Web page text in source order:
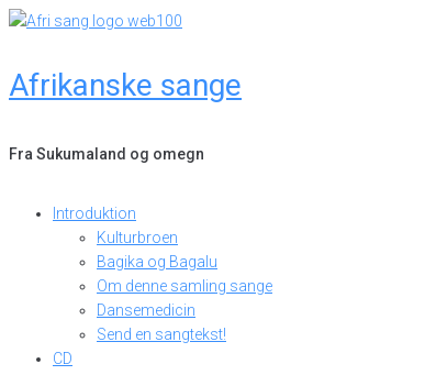
Skip
Afrikanske sange
Fra Sukumaland og omegn
Introduktion
Kulturbroen
Bagika og Bagalu
Om denne samling sange
Dansemedicin
Send en sangtekst!
CD